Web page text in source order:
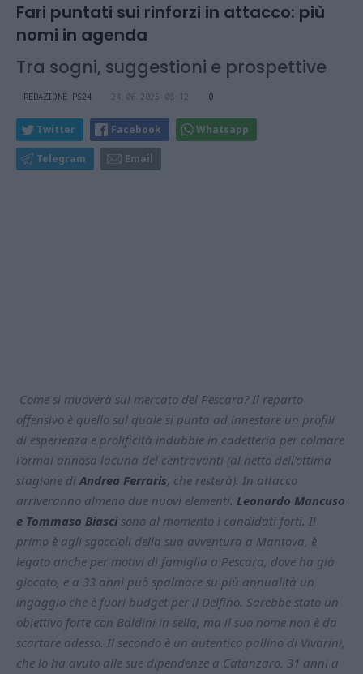
Fari puntati sui rinforzi in attacco: più
nomi in agenda
Tra sogni, suggestioni e prospettive
REDAZIONE PS24 24.06.2025 08:12 0
Twitter Facebook Whatsapp
Telegram Email
Come si muoverà sul mercato del Pescara? Il reparto
offensivo è quello sul quale si punta ad innestare un profili
di esperienza e prolificità indubbie in cadetteria per colmare
l'ormai annosa lacuna del centravanti (al netto dell'ottima
stagione diAndrea Ferraris, che resterà). In attacco
arriveranno almeno due nuovi elementi. Leonardo Mancuso
e Tommaso Biasci sono al momento i candidati forti. Il
primo è agli sgoccioli della sua avventura a Mantova, è
legato anche per motivi di famiglia a Pescara, dove ha già
giocato, e a 33 anni può spalmare su più annualità un
ingaggio che è fuori budget per il Delfino. Sarebbe stato un
obiettivo forte con Baldini in sella, ma il suo nome non è da
scartare adesso. Il secondo è un autentico pallino di Vivarini,
che lo ha avuto alle sue dipendenze a Catanzaro. 31 anni a